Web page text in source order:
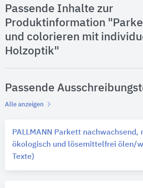
Passende Inhalte zur
Produktinformation
und colorieren mit
Holzoptik"
Passende
Alle anzeigen
PALLMANN Parkett nachwachsend,
ökologisch und lösemittelfrei ölen/
Texte)